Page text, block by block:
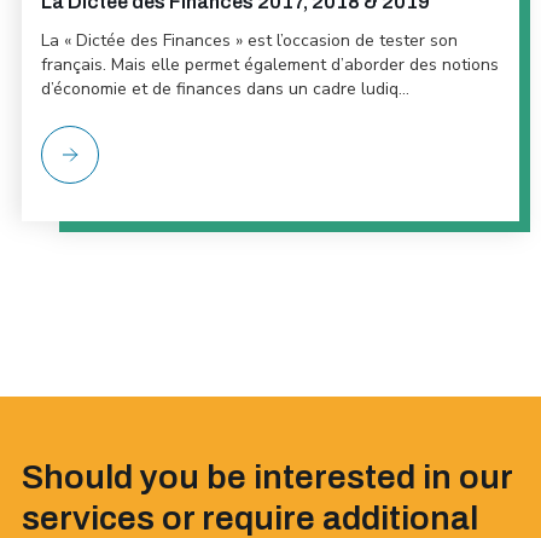
La « Dictée des Finances » est l’occasion de tester son
français. Mais elle permet également d’aborder des notions
d’économie et de finances dans un cadre ludiq...
Should you be interested in our
services or require additional